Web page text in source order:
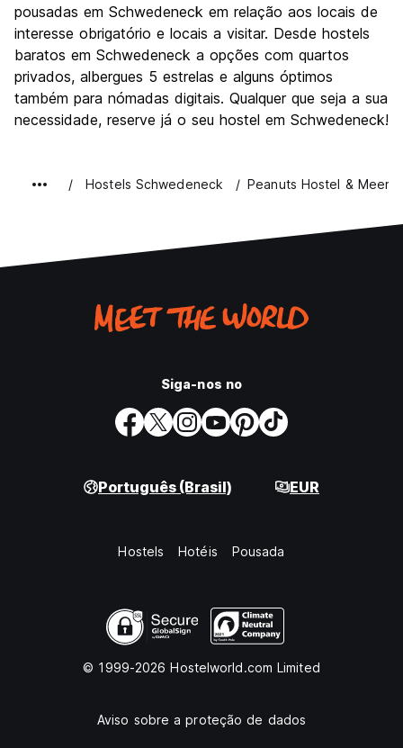
pousadas em Schwedeneck em relação aos locais de
interesse obrigatório e locais a visitar. Desde hostels
baratos em Schwedeneck a opções com quartos
privados, albergues 5 estrelas e alguns óptimos
também para nómadas digitais. Qualquer que seja a sua
necessidade, reserve já o seu hostel em Schwedeneck!
Hostels Schwedeneck Peanuts Hostel & Meer
Siga-nos no
Português (Brasil) EUR
Hostels Hotéis Pousada
© 1999-2026 Hostelworld.com Limited
Aviso sobre a proteção de dados